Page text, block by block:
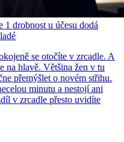
1 drobnost u účesu dodá
se otočíte v zrcadle. A
na hlavě. Většina žen v tu
přemýšlet o novém střihu.
minutu a nestojí ani
v zrcadle přesto uvidíte